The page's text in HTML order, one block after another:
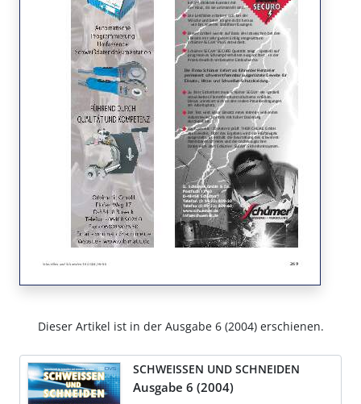
Dieser Artikel ist in der Ausgabe 6 (2004) erschienen.
SCHWEISSEN UND SCHNEIDEN
Ausgabe 6 (2004)